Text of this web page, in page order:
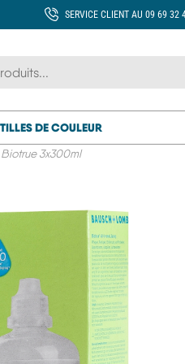
SERVICE CLIENT AU 09 69 32
marque ou un produit
DE COULEUR
Biotrue 3x300ml